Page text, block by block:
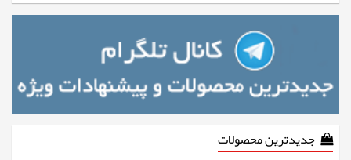
جدیدترین محصولات